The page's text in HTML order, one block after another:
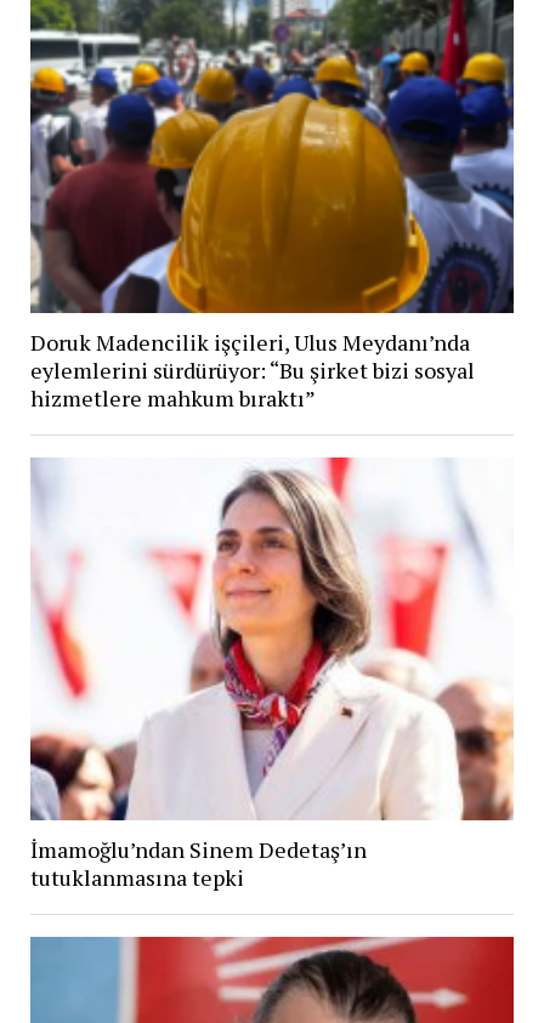
Doruk Madencilik işçileri, Ulus Meydanı’nda
eylemlerini sürdürüyor: “Bu şirket bizi sosyal
hizmetlere mahkum bıraktı”
İmamoğlu’ndan Sinem Dedetaş’ın
tutuklanmasına tepki